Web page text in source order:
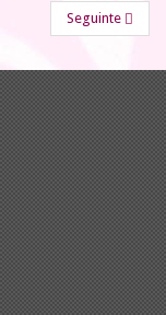
Seguinte